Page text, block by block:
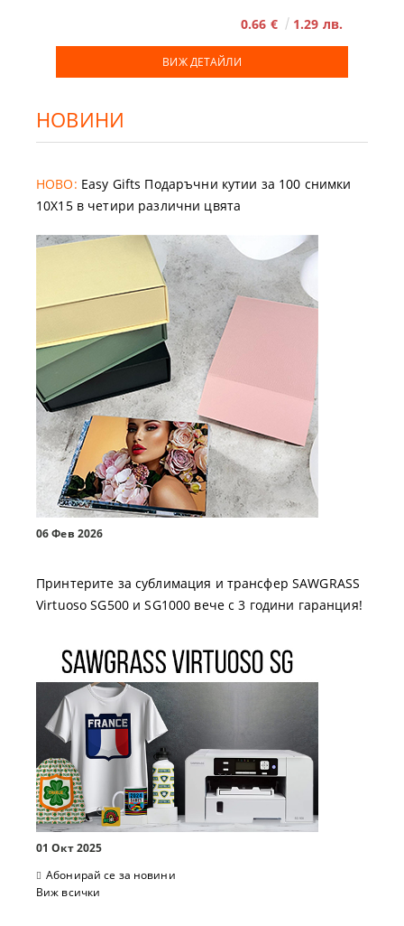
0.66 € 1.29 лв.
ВИЖ ДЕТАЙЛИ
НОВИНИ
НОВО: Easy Gifts Подаръчни кутии за 100 снимки
10X15 в четири различни цвята
06 Фев 2026
Принтерите за сублимация и трансфер SAWGRASS
Virtuoso SG500 и SG1000 вече с 3 години гаранция!
01 Окт 2025
Абонирай се за новини
Виж всички